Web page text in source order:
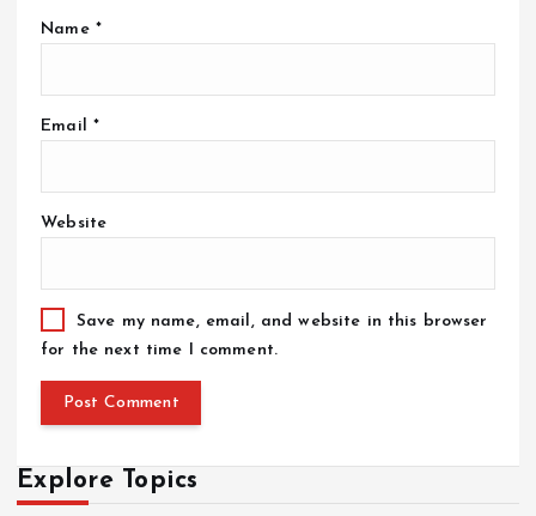
Name *
Email *
Website
Save my name, email, and website in this browser
for the next time I comment.
Explore Topics